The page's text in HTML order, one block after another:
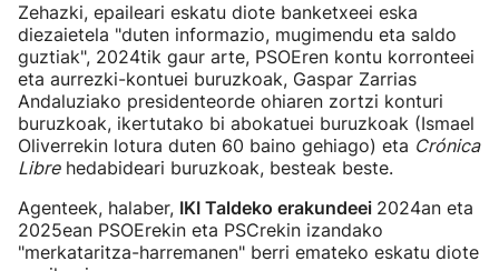
Zehazki, epaileari eskatu diote banketxeei eska
diezaietela "duten informazio, mugimendu eta saldo
guztiak", 2024tik gaur arte, PSOEren kontu korronteei
eta aurrezki-kontuei buruzkoak, Gaspar Zarrias
Andaluziako presidenteorde ohiaren zortzi konturi
buruzkoak, ikertutako bi abokatuei buruzkoak (Ismael
Oliverrekin lotura duten 60 baino gehiago) eta Crónica
Librehedabideari buruzkoak, besteak beste.
Agenteek, halaber, IKI Taldeko erakundeei 2024an eta
2025ean PSOErekin eta PSCrekin izandako
"merkataritza-harremanen" berri emateko eskatu diote